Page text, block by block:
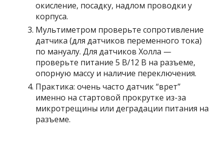
окисление, посадку, надлом проводки у
корпуса.
Мультиметром проверьте сопротивление
датчика (для датчиков переменного тока)
по мануалу. Для датчиков Холла —
проверьте питание 5 В/12 В на разъеме,
опорную массу и наличие переключения.
Практика: очень часто датчик “врет”
именно на стартовой прокрутке из-за
микротрещины или деградации питания на
разъеме.